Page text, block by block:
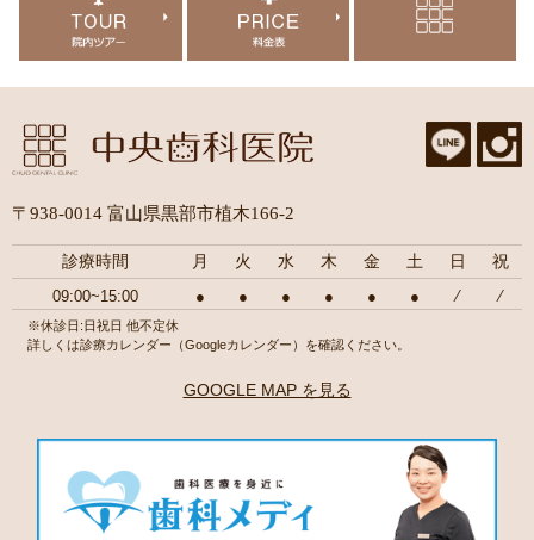
〒938-0014 富山県黒部市植木166-2
診療時間 月 火 水 木 金 土 日 祝
09:00~15:00 ● ● ● ● ● ● ⁄ ⁄
※休診日:日祝日 他不定休
詳しくは診療カレンダー（Googleカレンダー）を確認ください。
GOOGLE MAP を見る